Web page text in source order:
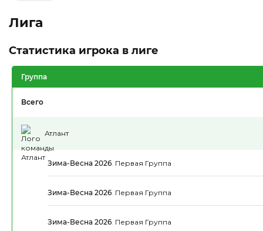
Лига
Статистика игрока в лиге
Группа
Всего
Атлант
Зима-Весна 2026. Первая Группа
Зима-Весна 2026. Первая Группа
Зима-Весна 2026. Первая Группа